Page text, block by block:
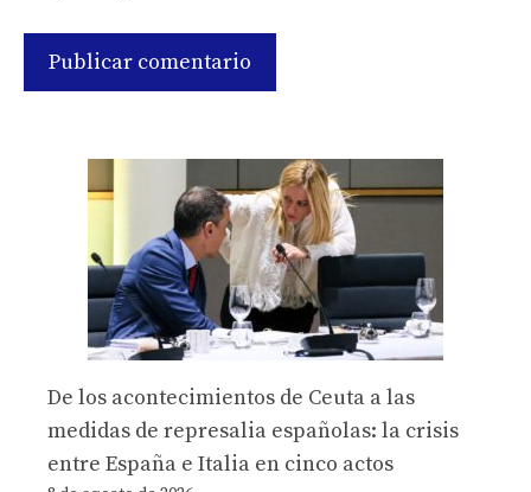
De los acontecimientos de Ceuta a las
medidas de represalia españolas: la crisis
entre España e Italia en cinco actos